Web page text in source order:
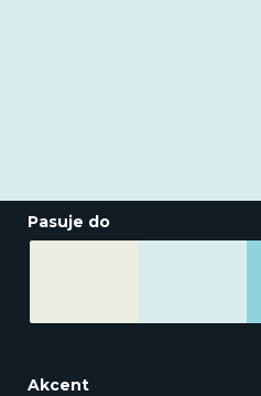
Pasuje do
Akcent